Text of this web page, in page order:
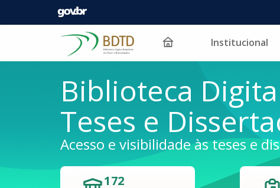
Pular para o conteúdo Institucional
Biblioteca
Teses e
Acesso e visibilidade às teses e
172